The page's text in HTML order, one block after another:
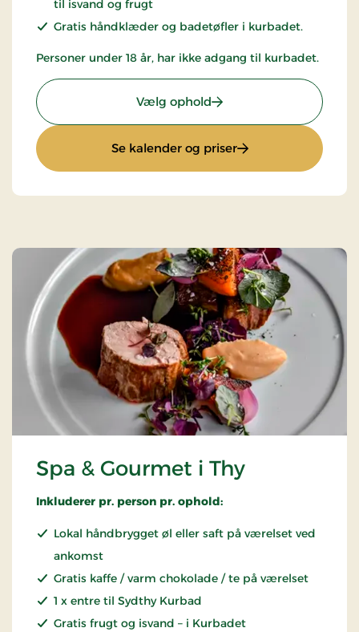
til isvand og frugt
Gratis håndklæder og badetøfler i kurbadet.
Personer under 18 år, har ikke adgang til kurbadet.
Vælg ophold: Spa og Gourmet
Se kalender og priser: Spa og Gourmet
Spa & Gourmet i Thy
Inkluderer pr. person pr. ophold:
Lokal håndbrygget øl eller saft på værelset ved
ankomst
Gratis kaffe / varm chokolade / te på værelset
1 x entre til Sydthy Kurbad
Gratis frugt og isvand – i Kurbadet